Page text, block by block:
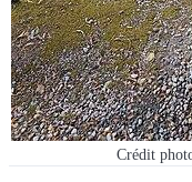
Crédit